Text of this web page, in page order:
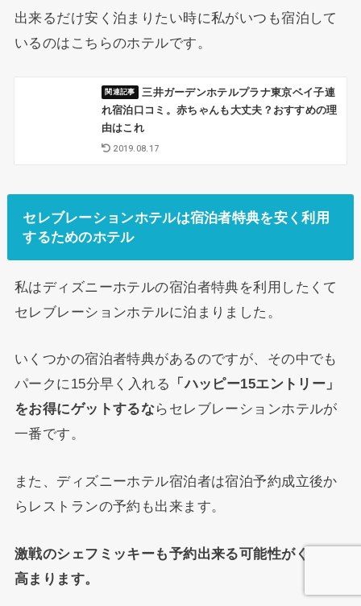
出来るだけ安く泊まりたい時に私がいつも宿泊して
いるのはこちらのホテルです。
三井ガーデンホテルプラナ東京ベイ子連
れ宿泊口コミ。赤ちゃんも大丈夫？おすすめの理
由はこれ
2019.08.17
セレブレーションホテルは宿泊者特典を安く利用
するためのホテル
私はディズニーホテルの宿泊者特典を利用したくて
セレブレーションホテルに泊まりました。
いくつかの宿泊者特典があるのですが、その中でも
パークに15分早く入れる 「ハッピー15エントリー」
をお得にゲットするならセレブレーションホテルが
一番です。
また、ディズニーホテル宿泊者は宿泊予約成立後か
らレストランの予約も出来ます。
激戦のシェフミッキーも予約出来る可能性がぐんと
高まります。